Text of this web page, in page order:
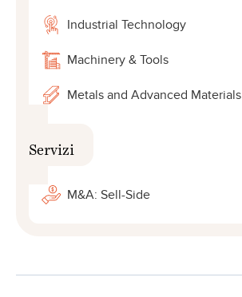
Industrial Technology
Machinery & Tools
Metals and Advanced Materials
Servizi
M&A: Sell-Side